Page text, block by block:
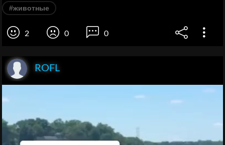
#животные
2 0 0
ROFL